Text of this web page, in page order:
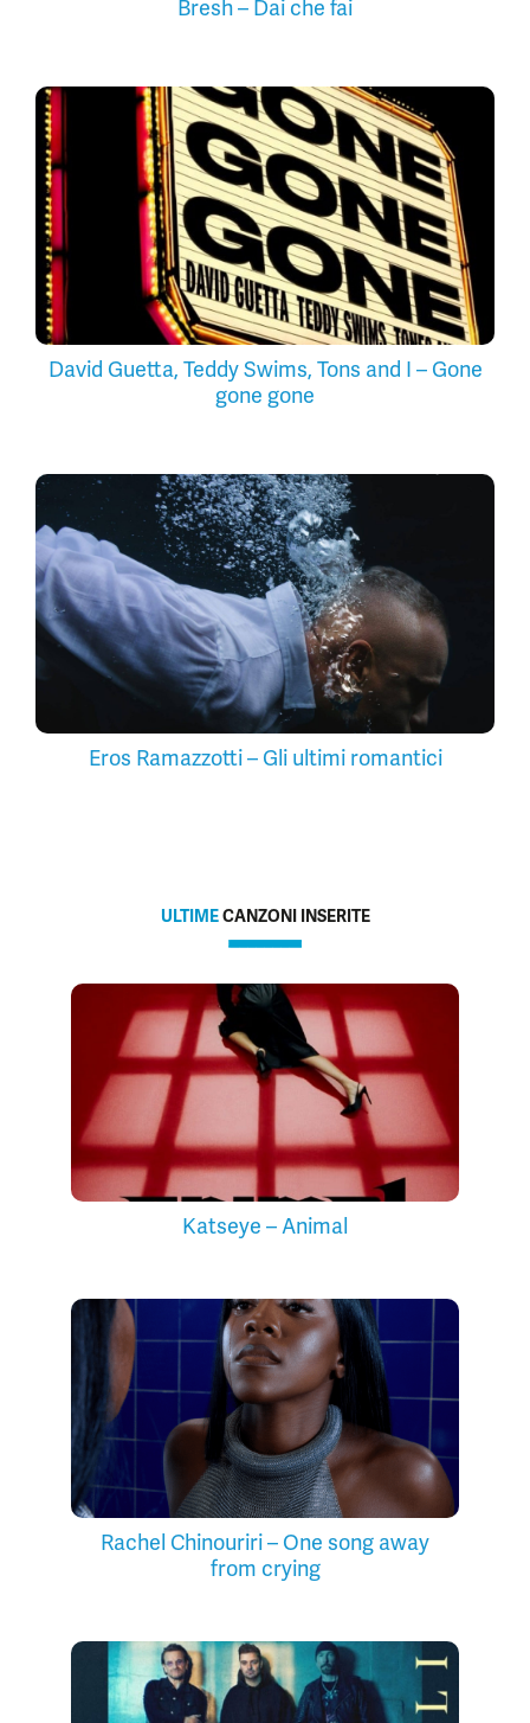
Bresh – Dai che fai
David Guetta, Teddy Swims, Tons and I – Gone
gone gone
Eros Ramazzotti – Gli ultimi romantici
ULTIMECANZONI INSERITE
Katseye – Animal
Rachel Chinouriri – One song away
from crying